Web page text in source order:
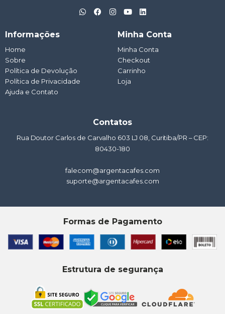
W
h
F
a
I
n
m
Y
o
t
u
b
e
L
i
e
d
i
n
Informações
Home
Sobre
Política de Devolução
Política de Privacidade
Ajuda e Contato
Minha Conta
Minha Conta
Checkout
Carrinho
Loja
Contatos
Rua Doutor Carlos de Carvalho 603 LJ 08, Curitiba/PR – CEP:
80430-180
falecom@argentacafes.com
suporte@argentacafes.com
Formas de Pagamento
Estrutura de segurança